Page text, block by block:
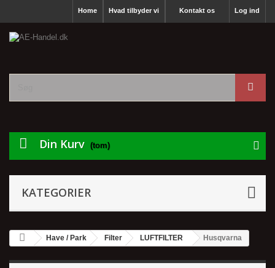
Log ind
Kontakt os
Hvad tilbyder vi
Home
Din Kurv (tom)
KATEGORIER
Have / Park Filter LUFTFILTER Husqvarna